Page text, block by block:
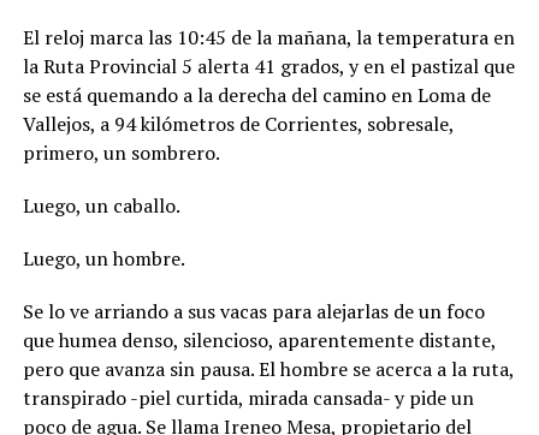
El reloj marca las 10:45 de la mañana, la temperatura en
la Ruta Provincial 5 alerta 41 grados, y en el pastizal que
se está quemando a la derecha del camino en Loma de
Vallejos, a 94 kilómetros de Corrientes, sobresale,
primero, un sombrero.
Luego, un caballo.
Luego, un hombre.
Se lo ve arriando a sus vacas para alejarlas de un foco
que humea denso, silencioso, aparentemente distante,
pero que avanza sin pausa. El hombre se acerca a la ruta,
transpirado -piel curtida, mirada cansada- y pide un
poco de agua. Se llama Ireneo Mesa, propietario del